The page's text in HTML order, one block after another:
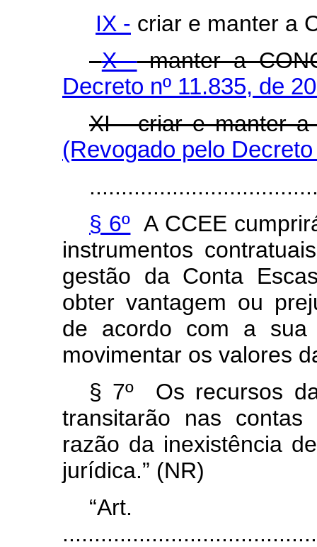
IX - criar e manter a
X -manter a
Decreto nº 11.835, de
XI - criar e manter a
(Revogado pelo
§ 6º A CCEE
instrumentos
gestão da Conta
obter vantagem ou
de acordo com a sua
movimentar os valores
§ 7º Os recursos
transitarão nas
razão da inexistência
jurídica.” (NR)